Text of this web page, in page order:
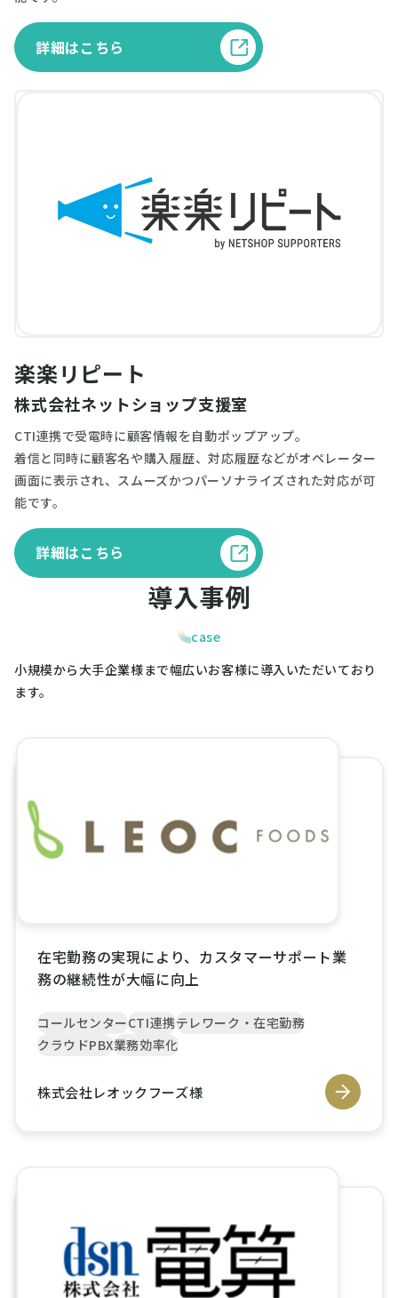
詳細はこちら
楽楽リピート
株式会社ネットショップ支援室
CTI連携で受電時に顧客情報を自動ポップアップ。
着信と同時に顧客名や購入履歴、対応履歴などがオペレーター
画面に表示され、スムーズかつパーソナライズされた対応が可
能です。
詳細はこちら
導入事例
case
小規模から大手企業様まで幅広いお客様に導入いただいており
ます。
在宅勤務の実現により、カスタマーサポート業
務の継続性が大幅に向上
コールセンターCTI連携テレワーク・在宅勤務
クラウドPBX業務効率化
株式会社レオックフーズ様